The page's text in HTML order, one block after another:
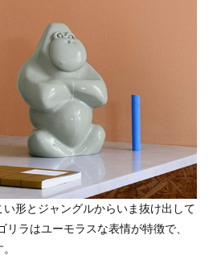
形とジャングルからいま抜け出して
リラはユーモラスな表情が特徴で、